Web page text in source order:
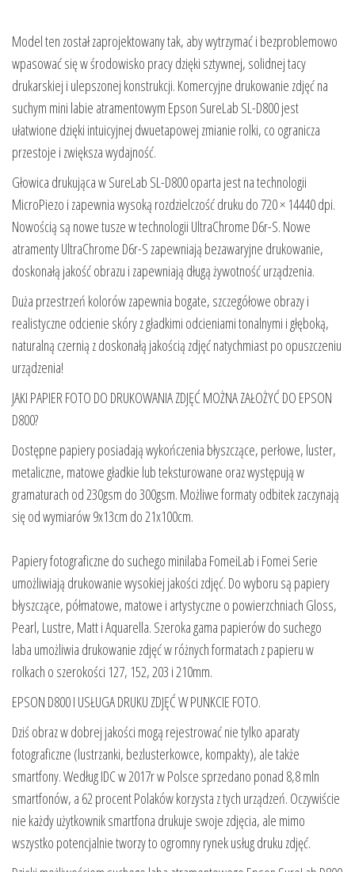
Model ten został zaprojektowany tak, aby wytrzymać i bezproblemowo
wpasować się w środowisko pracy dzięki sztywnej, solidnej tacy
drukarskiej i ulepszonej konstrukcji. Komercyjne drukowanie zdjęć na
suchym mini labie atramentowym Epson SureLab SL-D800 jest
ułatwione dzięki intuicyjnej dwuetapowej zmianie rolki, co ogranicza
przestoje i zwiększa wydajność.
Głowica drukująca w SureLab SL-D800 oparta jest na technologii
MicroPiezo i zapewnia wysoką rozdzielczość druku do 720 × 14440 dpi.
Nowością są nowe tusze w technologii UltraChrome D6r-S. Nowe
atramenty UltraChrome D6r-S zapewniają bezawaryjne drukowanie,
doskonałą jakość obrazu i zapewniają długą żywotność urządzenia.
Duża przestrzeń kolorów zapewnia bogate, szczegółowe obrazy i
realistyczne odcienie skóry z gładkimi odcieniami tonalnymi i głęboką,
naturalną czernią z doskonałą jakością zdjęć natychmiast po opuszczeniu
urządzenia!
JAKI PAPIER FOTO DO DRUKOWANIA ZDJĘĆ MOŻNA ZAŁOŻYĆ DO EPSON
D800?
Dostępne papiery posiadają wykończenia błyszczące, perłowe, luster,
metaliczne, matowe gładkie lub teksturowane oraz występują w
gramaturach od 230gsm do 300gsm. Możliwe formaty odbitek zaczynają
się od wymiarów 9x13cm do 21x100cm.
Papiery fotograficzne do suchego minilaba FomeiLab i Fomei Serie
umożliwiają drukowanie wysokiej jakości zdjęć. Do wyboru są papiery
błyszczące, półmatowe, matowe i artystyczne o powierzchniach Gloss,
Pearl, Lustre, Matt i Aquarella. Szeroka gama papierów do suchego
laba umożliwia drukowanie zdjęć w różnych formatach z papieru w
rolkach o szerokości 127, 152, 203 i 210mm.
EPSON D800 I USŁUGA DRUKU ZDJĘĆ W PUNKCIE FOTO.
Dziś obraz w dobrej jakości mogą rejestrować nie tylko aparaty
fotograficzne (lustrzanki, bezlusterkowce, kompakty), ale także
smartfony. Według IDC w 2017r w Polsce sprzedano ponad 8,8 mln
smartfonów, a 62 procent Polaków korzysta z tych urządzeń. Oczywiście
nie każdy użytkownik smartfona drukuje swoje zdjęcia, ale mimo
wszystko potencjalnie tworzy to ogromny rynek usług druku zdjęć.